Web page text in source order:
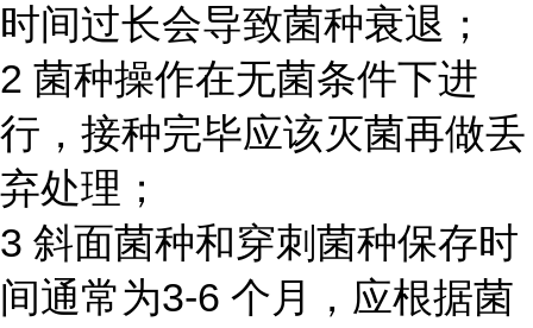
时间过长会导致菌种衰退；
2 菌种操作在无菌条件下进
行，接种完毕应该灭菌再做丢
弃处理；
3 斜面菌种和穿刺菌种保存时
间通常为3-6 个月，应根据菌